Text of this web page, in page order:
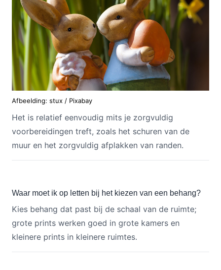
Afbeelding: stux / Pixabay
Het is relatief eenvoudig mits je zorgvuldig
voorbereidingen treft, zoals het schuren van de
muur en het zorgvuldig afplakken van randen.
Waar moet ik op letten bij het kiezen van een behang?
Kies behang dat past bij de schaal van de ruimte;
grote prints werken goed in grote kamers en
kleinere prints in kleinere ruimtes.